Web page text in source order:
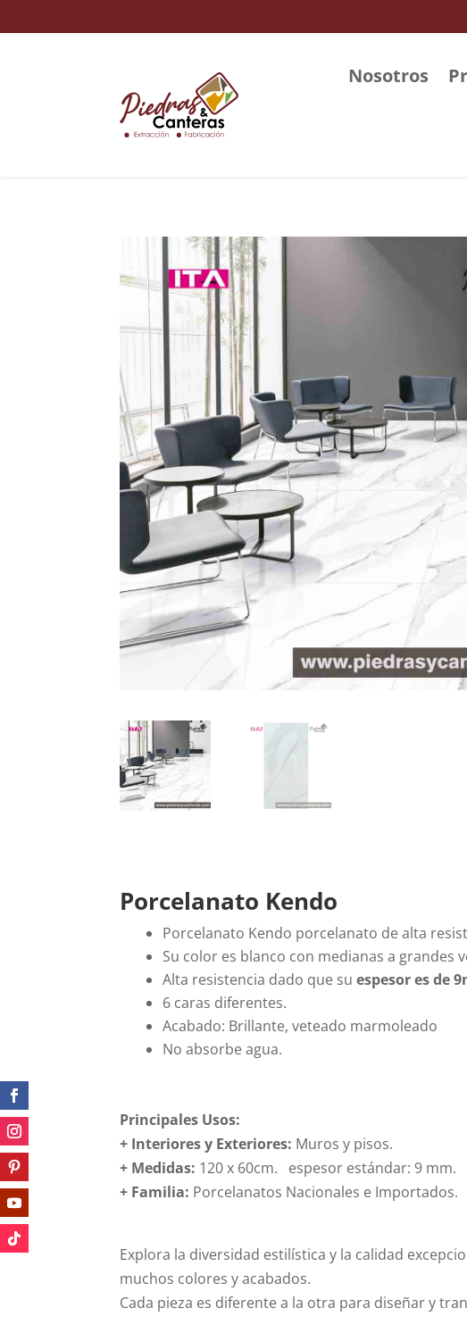
Nosotros
Porcelanato Kendo
Porcelanato Kendo porcelanato de alta
Su color es blanco con medianas a grandes
Alta resistencia dado que suespesor es de
6 caras diferentes.
Acabado: Brillante, veteado marmoleado
No absorbe agua.
Principales Usos:
+ Interiores y Exteriores: Muros y pisos.
+ Medidas: 120 x 60cm. espesor estándar: 9 mm.
+ Familia: Porcelanatos Nacionales e Importados.
Explora la diversidad estilística y la calidad
muchos colores y acabados.
Cada pieza es diferente a la otra para diseñar y